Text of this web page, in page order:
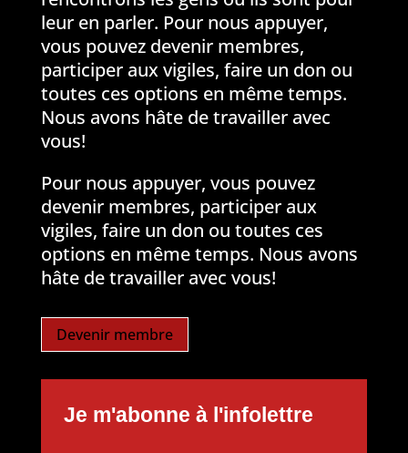
leur en parler. Pour nous appuyer,
vous pouvez devenir membres,
participer aux vigiles, faire un don ou
toutes ces options en même temps.
Nous avons hâte de travailler avec
vous!
Pour nous appuyer, vous pouvez
devenir membres, participer aux
vigiles, faire un don ou toutes ces
options en même temps. Nous avons
hâte de travailler avec vous!
Devenir membre
Je m'abonne à l'infolettre